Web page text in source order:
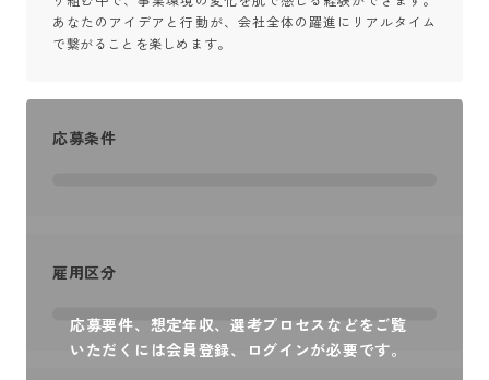
あなたのアイデアと行動が、会社全体の躍進にリアルタイム
で繋がることを楽しめます。
応募要件、想定年収、選考プロセスなどをご覧
いただくには会員登録、ログインが必要です。
応募条件
雇用区分